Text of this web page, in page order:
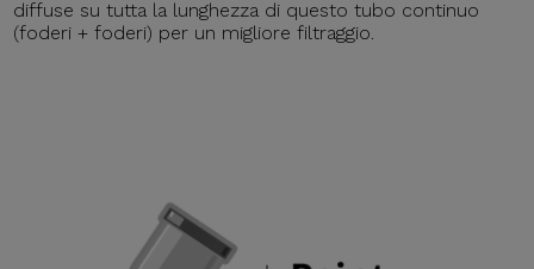
diffuse su tutta la lunghezza di questo tubo continuo
(foderi + foderi) per un migliore filtraggio.